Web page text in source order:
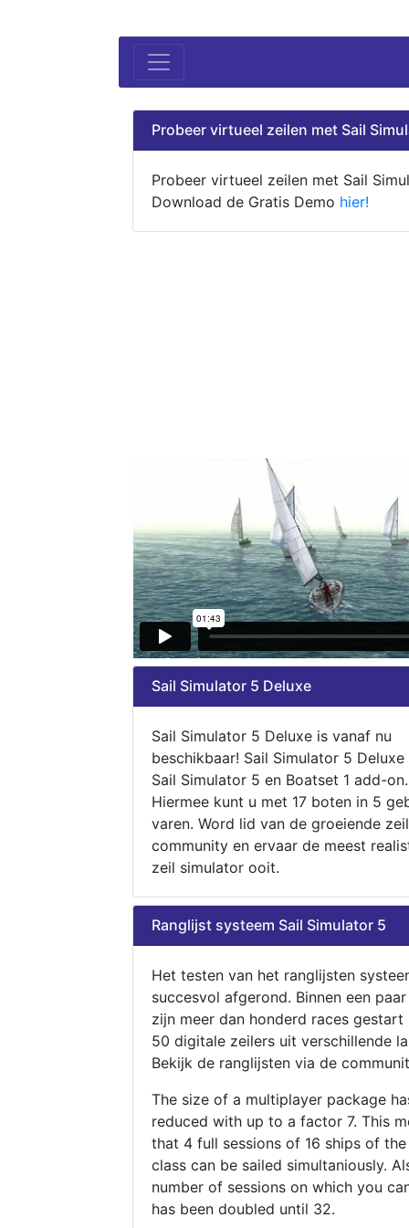
Probeer virtueel zeilen met Sail
Probeer virtueel zeilen met Sail
Download de Gratis Demo hier!
Sail Simulator 5 Deluxe
Sail Simulator 5 Deluxe is vanaf nu
beschikbaar! Sail Simulator 5
Sail Simulator 5 en Boatset 1 add-on.
Hiermee kunt u met 17 boten in 5
varen. Word lid van de groeiende zeil
community en ervaar de meest
zeil simulator ooit.
Ranglijst systeem Sail Simulator 5
Het testen van het ranglijsten
succesvol afgerond. Binnen een
zijn meer dan honderd races gestart
50 digitale zeilers uit verschillende
Bekijk de ranglijsten via de
The size of a multiplayer package
reduced with up to a factor 7. This
that 4 full sessions of 16 ships of
class can be sailed simultaniously.
number of sessions on which you
has been doubled until 32.